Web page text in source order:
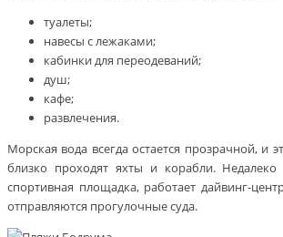
туалеты;
навесы с лежаками;
кабинки для переодеваний;
душ;
кафе;
развлечения.
Морская вода всегда остается прозрачной, и
близко проходят яхты и корабли.
спортивная площадка, работает дайвинг-
отправляются прогулочные суда.